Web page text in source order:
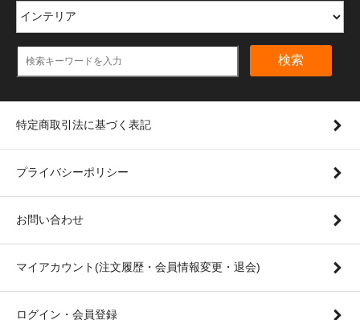
検索
特定商取引法に基づく表記
プライバシーポリシー
お問い合わせ
マイアカウント(注文履歴・会員情報変更・退会)
ログイン・会員登録